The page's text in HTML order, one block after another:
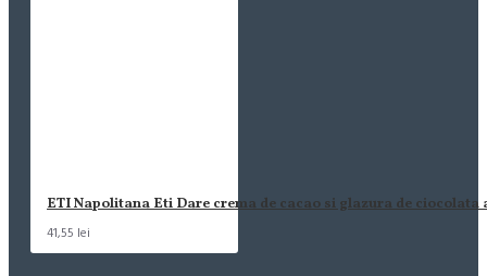
ETI Napolitana Eti Dare crema de cacao si glazura de ciocolata
41,55 lei